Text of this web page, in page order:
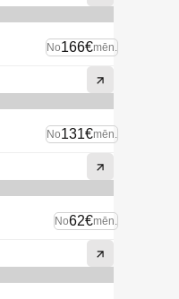
No166€mēn.
No131€mēn.
No62€mēn.